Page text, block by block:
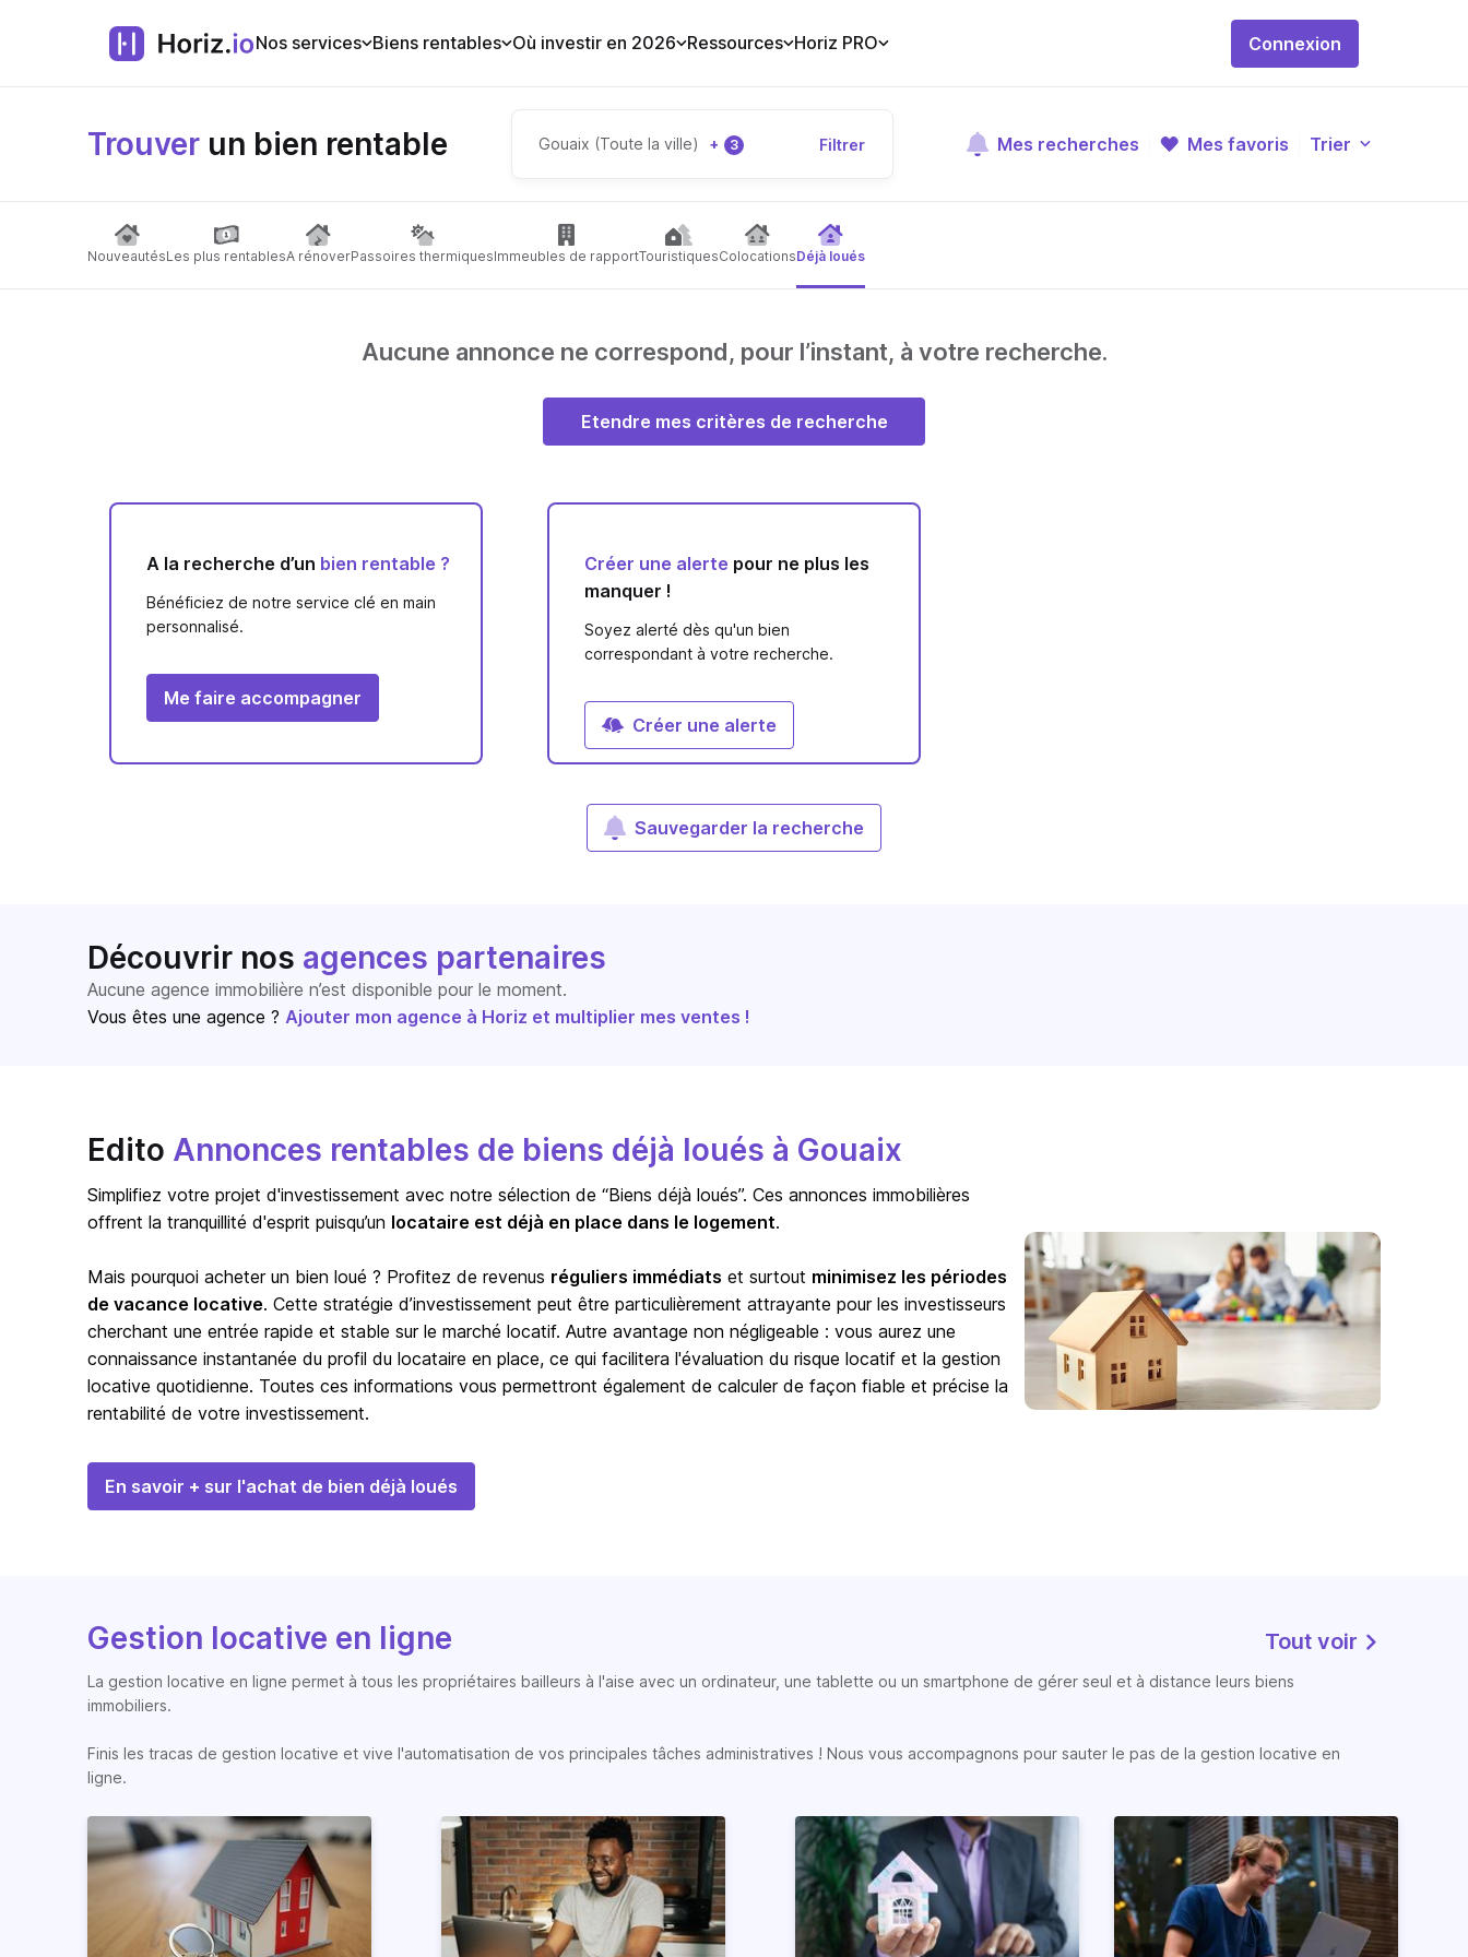
Nos services Biens rentables Où investir en 2026 Ressources Horiz PRO Connexion
Trouver un bien rentable Gouaix (Toute la ville) + 3 Filtrer Mes recherches Mes favoris Trier
NouveautésLes plus rentablesA rénoverPassoires thermiquesImmeubles de rapportTouristiquesColocationsDéjà loués
Aucune annonce ne correspond, pour l’instant, à votre recherche.
Etendre mes critères de recherche
A la recherche d’un bien rentable ?
Bénéficiez de notre service clé en main
personnalisé.
Me faire accompagner
Créer une alerte pour ne plus les
manquer !
Soyez alerté dès qu'un bien
correspondant à votre recherche.
Créer une alerte
Sauvegarder la recherche
Découvrir nos agences partenaires
Aucune agence immobilière n’est disponible pour le moment.
Vous êtes une agence ? Ajouter mon agence à Horiz et multiplier mes ventes !
Edito Annonces rentables de biens déjà loués à Gouaix
Simplifiez votre projet d'investissement avec notre sélection de “Biens déjà loués”. Ces annonces immobilières
offrent la tranquillité d'esprit puisqu’un locataire est déjà en place dans le logement.
Mais pourquoi acheter un bien loué ? Profitez de revenus réguliers immédiats et surtout minimisez les périodes
de vacance locative. Cette stratégie d’investissement peut être particulièrement attrayante pour les investisseurs
cherchant une entrée rapide et stable sur le marché locatif. Autre avantage non négligeable : vous aurez une
connaissance instantanée du profil du locataire en place, ce qui facilitera l'évaluation du risque locatif et la gestion
locative quotidienne. Toutes ces informations vous permettront également de calculer de façon fiable et précise la
rentabilité de votre investissement.
En savoir + sur l'achat de bien déjà loués
Gestion locative en ligne Tout voir
La gestion locative en ligne permet à tous les propriétaires bailleurs à l'aise avec un ordinateur, une tablette ou un smartphone de gérer seul et à distance leurs biens
immobiliers.
Finis les tracas de gestion locative et vive l'automatisation de vos principales tâches administratives ! Nous vous accompagnons pour sauter le pas de la gestion locative en
ligne.